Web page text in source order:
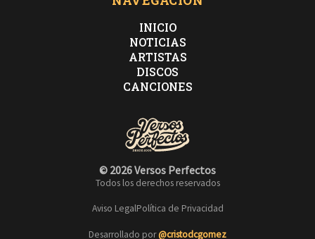
INICIO
NOTICIAS
ARTISTAS
DISCOS
CANCIONES
© 2026 Versos Perfectos
Todos los derechos reservados
Aviso LegalPolítica de Privacidad
Desarrollado por@cristodcgomez